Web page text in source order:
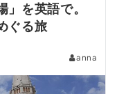
を英語で。
ぐる旅
anna